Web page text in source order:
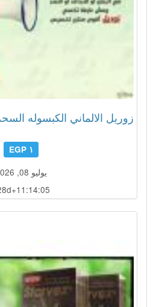
زوريل الالماني الكبسوله
١ EGP
يوليو 08, 2026